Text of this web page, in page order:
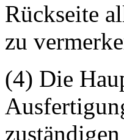
Rückseite
zu
(4) Die